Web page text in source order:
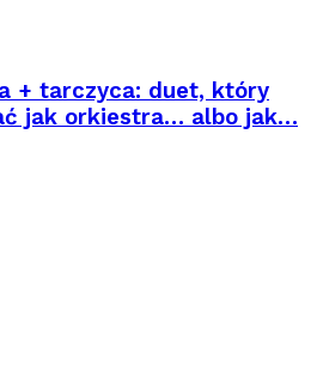
+ tarczyca: duet, który
jak orkiestra… albo jak…